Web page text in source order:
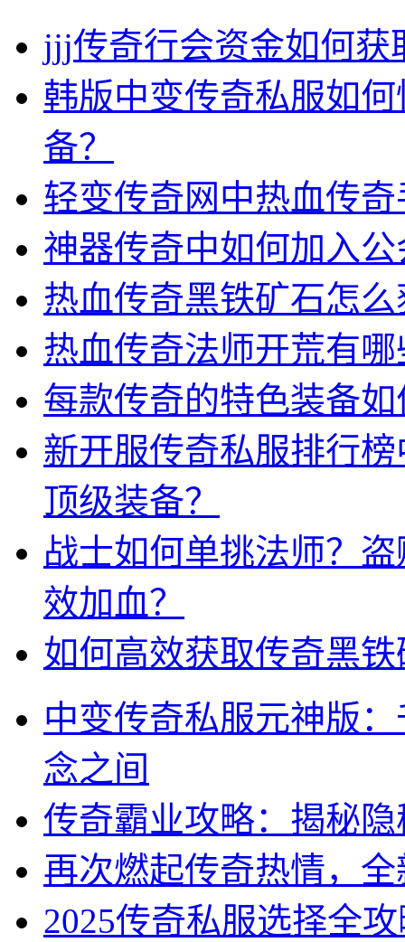
jjj传奇行会资金如何获
韩版中变传奇私服如
备？
轻变传奇网中热血传
神器传奇中如何加入公
热血传奇黑铁矿石怎
热血传奇法师开荒有
每款传奇的特色装备
新开服传奇私服排行
顶级装备？
战士如何单挑法师？
效加血？
如何高效获取传奇黑
中变传奇私服元神版
念之间
传奇霸业攻略：揭秘
再次燃起传奇热情，
2025传奇私服选择全